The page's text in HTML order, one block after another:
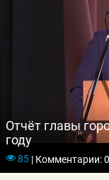
Отчёт главы
году
85 |Комментарии: 0